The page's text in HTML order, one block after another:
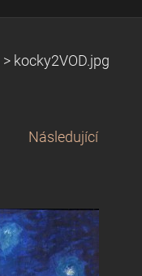
> kocky2VOD.jpg
Následující